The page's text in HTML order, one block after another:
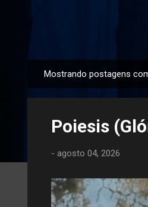
o
Mostrando postagens
Poiesis
- agosto 04, 2026